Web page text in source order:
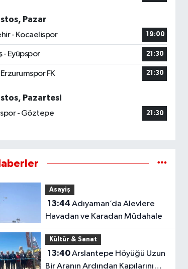
Pazar
- Kocaelispor
19:00
- Eyüpspor 21:30
FK 21:30
Pazartesi
- Göztepe
21:30
Asayiş
13:44
Havadan ve Karadan Müdahale
Kültür & Sanat
13:40Arslantepe Höyüğü Uzun
Bir Aranın Ardından Kapılarını